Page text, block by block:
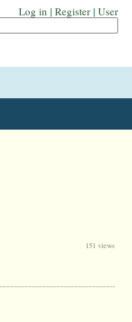
Log in | Register | User
151 views